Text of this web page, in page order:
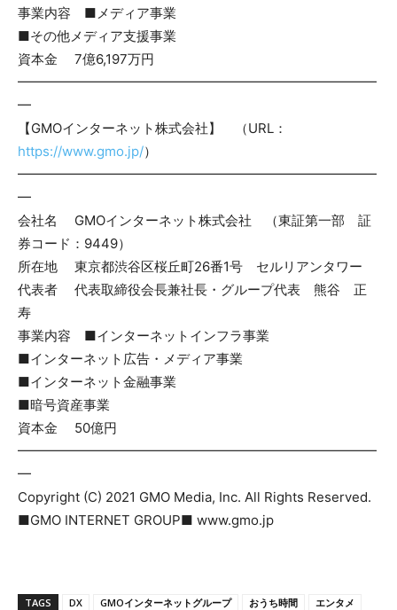
事業内容 ■メディア事業
■その他メディア支援事業
資本金 7億6,197万円
━━━━━━━━━━━━━━━━━━━━━━━━━━━
━
【GMOインターネット株式会社】 （URL：
https://www.gmo.jp/）
━━━━━━━━━━━━━━━━━━━━━━━━━━━
━
会社名 GMOインターネット株式会社 （東証第一部 証
券コード：9449）
所在地 東京都渋谷区桜丘町26番1号 セルリアンタワー
代表者 代表取締役会長兼社長・グループ代表 熊谷 正
寿
事業内容 ■インターネットインフラ事業
■インターネット広告・メディア事業
■インターネット金融事業
■暗号資産事業
資本金 50億円
━━━━━━━━━━━━━━━━━━━━━━━━━━━
━
Copyright (C) 2021 GMO Media, Inc. All Rights Reserved.
■GMO INTERNET GROUP■ www.gmo.jp
TAGS DX GMOインターネットグループ おうち時間
エンタメ